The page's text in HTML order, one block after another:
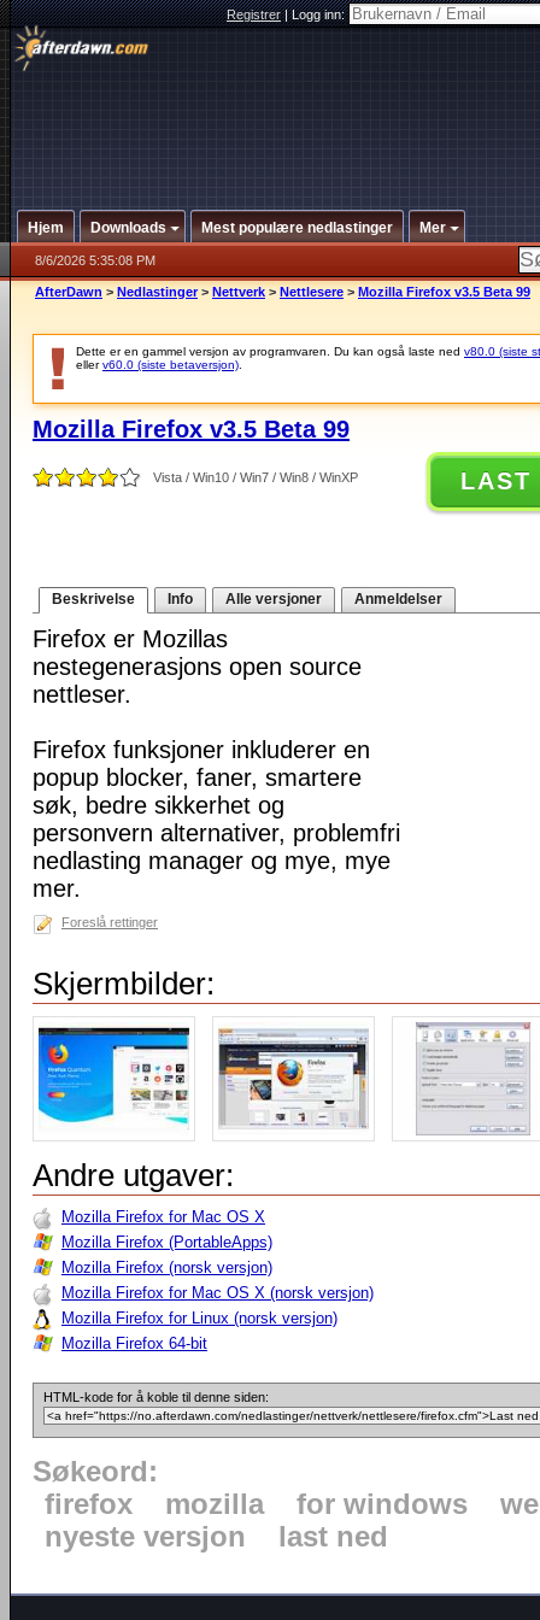
Registrer|Logg inn:
Hjem Downloads Mest populære nedlastinger Mer
8/6/2026 5:35:08 PM
AfterDawn > Nedlastinger > Nettverk > Nettlesere > Mozilla Firefox v3.5 Beta 99
Dette er en gammel versjon av programvaren. Du kan også laste ned v80.0 (siste
ellerv60.0 (siste betaversjon)
Mozilla Firefox v3.5 Beta 99
Vista / Win10 / Win7 / Win8 / WinXP LAST
Beskrivelse Info Alle versjoner Anmeldelser
Firefox er Mozillas
nestegenerasjons open source
nettleser.
Firefox funksjoner inkluderer en
popup blocker, faner, smartere
søk, bedre sikkerhet og
personvern alternativer, problemfri
nedlasting manager og mye, mye
mer.
Foreslå rettinger
Skjermbilder:
Andre utgaver:
Mozilla Firefox for Mac OS X
Mozilla Firefox (PortableApps)
Mozilla Firefox (norsk versjon)
Mozilla Firefox for Mac OS X (norsk versjon)
Mozilla Firefox for Linux (norsk versjon)
Mozilla Firefox 64-bit
HTML-kode for å koble til denne siden:
Søkeord:
firefox
mozilla for windows
nyeste versjon
last ned